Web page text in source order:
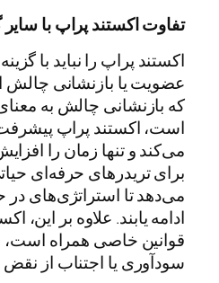
تفاوت اکستند پراپ با سایر
اکستند پراپ را نباید با
عضویت یا بازنشانی چالش
که بازنشانی چالش به
است، اکستند پراپ
می‌کند و تنها زمان را
برای تریدرهای حرفه‌ای
می‌دهد تا استراتژی‌های در
ادامه یابند. علاوه بر این،
قوانین خاصی همراه است،
سودآوری یا اجتناب از